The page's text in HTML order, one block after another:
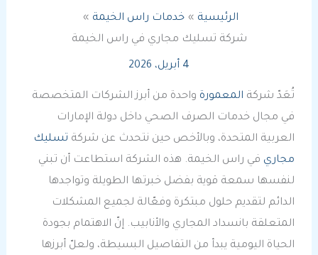
الرئيسية
خدمات راس الخيمة
شركة تسليك مجاري في راس الخيمة
4 أبريل، 2026
تُعَدّ شركة المعمورة واحدة من أبرز الشركات المتخصصة
في مجال خدمات الصرف الصحي داخل دولة الإمارات
العربية المتحدة، وبالأخص حين نتحدث عن شركة تسليك
مجاري في راس الخيمة. هذه الشركة استطاعت أن تبني
لنفسها سمعة قوية بفضل خبرتها الطويلة وتواجدها
الدائم لتقديم حلول مبتكرة وفعّالة لجميع المشكلات
المتعلقة بانسداد المجاري والأنابيب. إنّ الاهتمام بجودة
الحياة اليومية يبدأ من التفاصيل البسيطة، ولعلّ أبرزها